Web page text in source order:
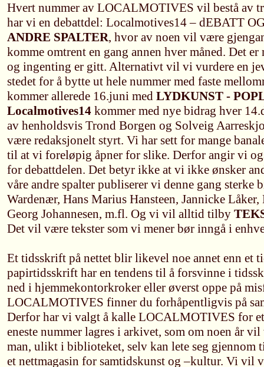
Hvert nummer av LOCALMOTIVES vil bestå av
har vi en debattdel: Localmotives14 – dEBATT
ANDRE SPALTER, hvor av noen vil være
komme omtrent en gang annen hver måned. Det
og ingenting er gitt. Alternativt vil vi vurdere en
stedet for å bytte ut hele nummer med faste
kommer allerede 16.juni med LYDKUNST -
Localmotives14 kommer med nye bidrag hver
av henholdsvis Trond Borgen og Solveig
være redaksjonelt styrt. Vi har sett for mange
til at vi foreløpig åpner for slike. Derfor angir vi
for debattdelen. Det betyr ikke at vi ikke ønsker
våre andre spalter publiserer vi denne gang sterke
Wardenær, Hans Marius Hansteen, Jannicke
Georg Johannesen, m.fl. Og vi vil alltid tilby
Det vil være tekster som vi mener bør inngå i
Et tidsskrift på nettet blir likevel noe annet enn et
papirtidsskrift har en tendens til å forsvinne i
ned i hjemmekontorkroker eller øverst oppe på
LOCALMOTIVES finner du forhåpentligvis på
Derfor har vi valgt å kalle LOCALMOTIVES for
eneste nummer lagres i arkivet, som om noen år
man, ulikt i biblioteket, selv kan lete seg
et nettmagasin for samtidskunst og –kultur. Vi vil